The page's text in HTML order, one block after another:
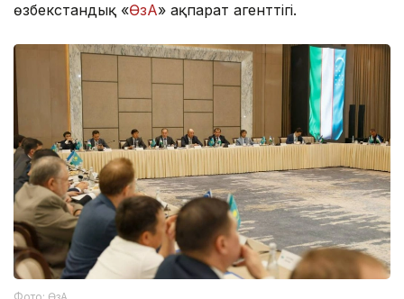
өзбекстандық «ӨзА» ақпарат агенттігі.